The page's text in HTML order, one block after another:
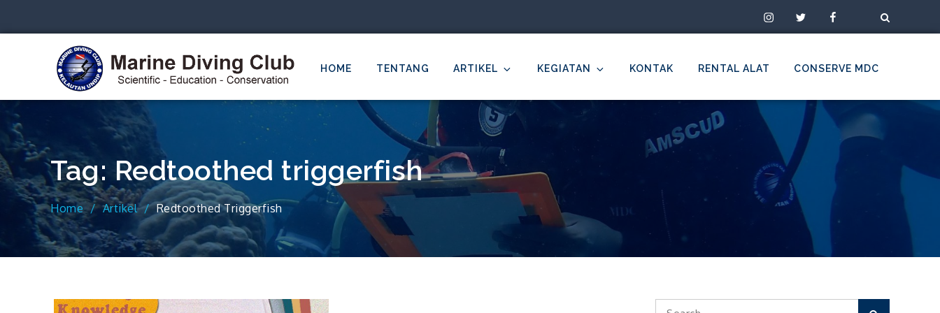
InstagramTwitterFacebookTikTok
MDC Ilmu Kelautan Undip
HOME TENTANG ARTIKEL KEGIATAN KONTAK RENTAL ALAT CONSERVE MDC
Tag: Redtoothed triggerfish
Home Artikel Redtoothed Triggerfish
Search